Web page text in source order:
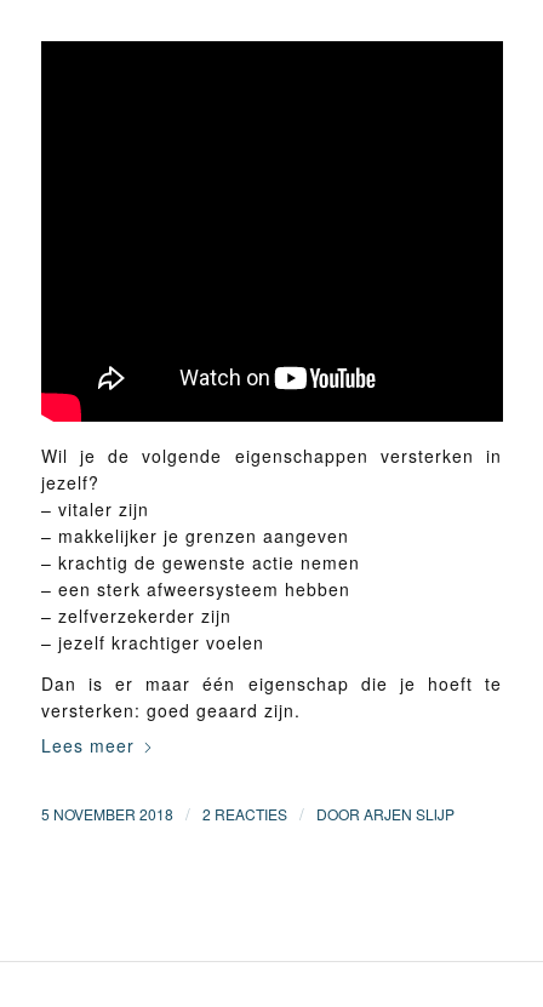
Wil je de volgende eigenschappen versterken in
jezelf?
– vitaler zijn
– makkelijker je grenzen aangeven
– krachtig de gewenste actie nemen
– een sterk afweersysteem hebben
– zelfverzekerder zijn
– jezelf krachtiger voelen
Dan is er maar één eigenschap die je hoeft te
versterken: goed geaard zijn.
Lees meer
5 NOVEMBER 2018 / 2 REACTIES / DOOR ARJEN SLIJP